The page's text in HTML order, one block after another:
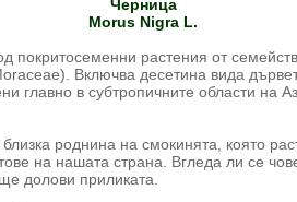
Черница
Morus Nigra L.
покритосеменни растения от
Включва десетина вида
главно в субтропичните области на
роднина на смокинята, която
на нашата страна. Вгледа ли се
долови приликата.